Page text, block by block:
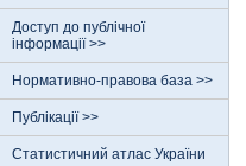
Доступ до публічної
інформації >>
Нормативно-правова база >>
Публікації >>
Статистичний атлас України